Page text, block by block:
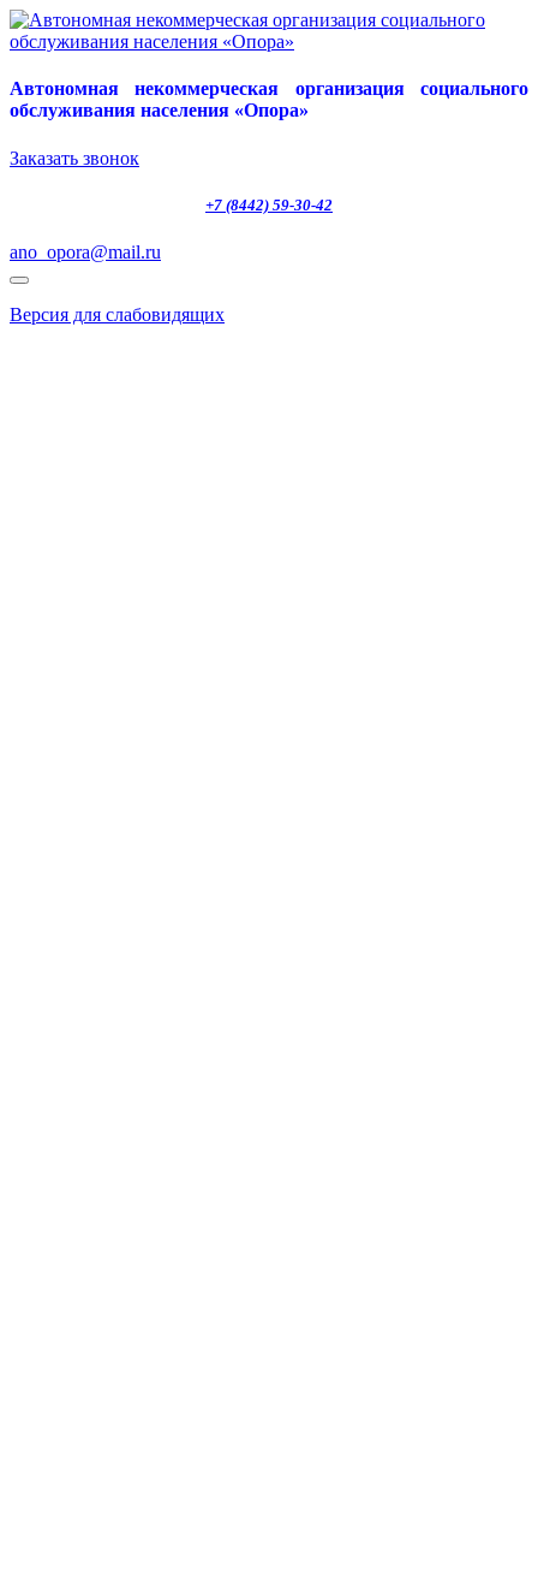
Автономная некоммерческая организация социального
обслуживания населения «Опора»
Заказать звонок
+7 (8442) 59-30-42
ano_opora@mail.ru
Версия для слабовидящих